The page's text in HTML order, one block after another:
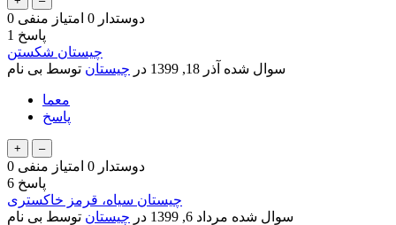
0 دوستدار 0 امتیاز منفی
1 پاسخ
چیستان شکستن
سوال شده آذر 18, 1399 در چیستان توسط بی نام
معما
پاسخ
0 دوستدار 0 امتیاز منفی
6 پاسخ
چیستان سیاه، قرمز خاکستری
سوال شده مرداد 6, 1399 در چیستان توسط بی نام